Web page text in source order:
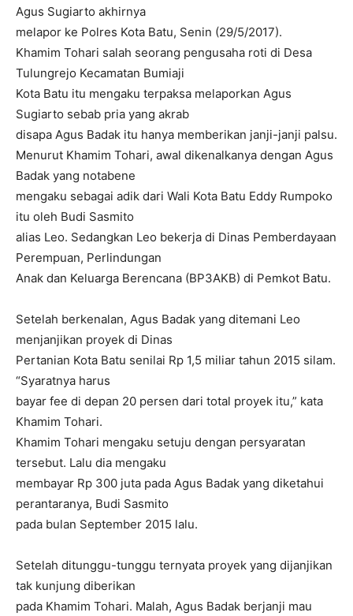
Agus Sugiarto akhirnya
melapor ke Polres Kota Batu, Senin (29/5/2017).
Khamim Tohari salah seorang pengusaha roti di Desa
Tulungrejo Kecamatan Bumiaji
Kota Batu itu mengaku terpaksa melaporkan Agus
Sugiarto sebab pria yang akrab
disapa Agus Badak itu hanya memberikan janji-janji palsu.
Menurut Khamim Tohari, awal dikenalkanya dengan Agus
Badak yang notabene
mengaku sebagai adik dari Wali Kota Batu Eddy Rumpoko
itu oleh Budi Sasmito
alias Leo. Sedangkan Leo bekerja di Dinas Pemberdayaan
Perempuan, Perlindungan
Anak dan Keluarga Berencana (BP3AKB) di Pemkot Batu.
Setelah berkenalan, Agus Badak yang ditemani Leo
menjanjikan proyek di Dinas
Pertanian Kota Batu senilai Rp 1,5 miliar tahun 2015 silam.
“Syaratnya harus
bayar fee di depan 20 persen dari total proyek itu,” kata
Khamim Tohari.
Khamim Tohari mengaku setuju dengan persyaratan
tersebut. Lalu dia mengaku
membayar Rp 300 juta pada Agus Badak yang diketahui
perantaranya, Budi Sasmito
pada bulan September 2015 lalu.
Setelah ditunggu-tunggu ternyata proyek yang dijanjikan
tak kunjung diberikan
pada Khamim Tohari. Malah, Agus Badak berjanji mau